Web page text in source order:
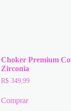
Choker Premium
Zirconia
R$ 349,99
Comprar